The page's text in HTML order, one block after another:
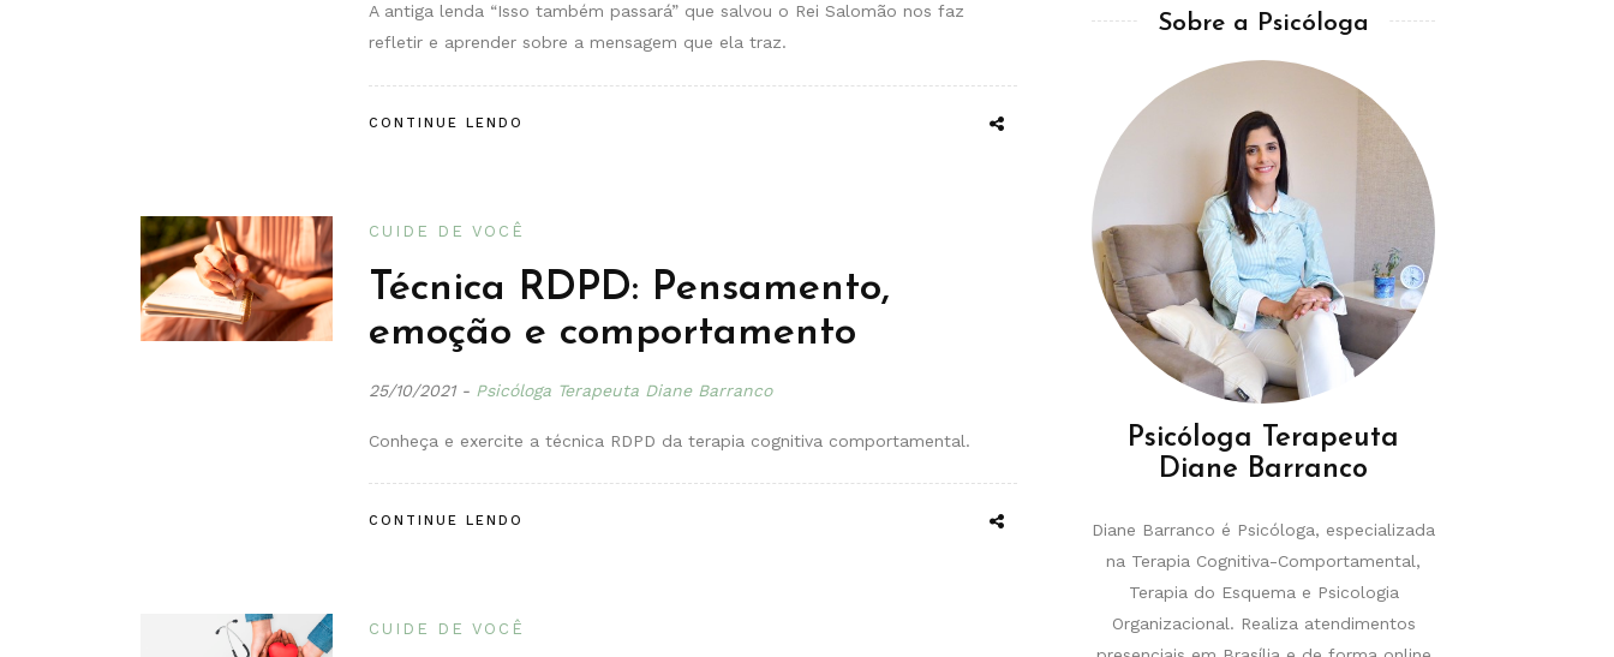
A antiga lenda “Isso também passará” que salvou o Rei Salomão nos faz
refletir e aprender sobre a mensagem que ela traz.
CONTINUE LENDO
CUIDE DE VOCÊ
Técnica RDPD: Pensamento,
emoção e comportamento
25/10/2021 - Psicóloga Terapeuta Diane Barranco
Conheça e exercite a técnica RDPD da terapia cognitiva comportamental.
CONTINUE LENDO
CUIDE DE VOCÊ
Sobre a Psicóloga
Psicóloga Terapeuta
Diane Barranco
Diane Barranco é Psicóloga, especializada
na Terapia Cognitiva-Comportamental,
Terapia do Esquema e Psicologia
Organizacional. Realiza atendimentos